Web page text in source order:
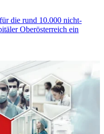
die rund 10.000 nicht-
Oberösterreich ein